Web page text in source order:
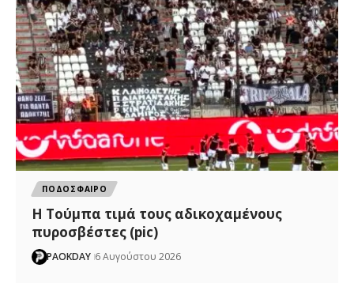
ΠΟΔΟΣΦΑΙΡΟ
H Tούμπα τιμά τους αδικοχαμένους
πυροσβέστες (pic)
PAOKDAY 6 Αυγούστου 2026